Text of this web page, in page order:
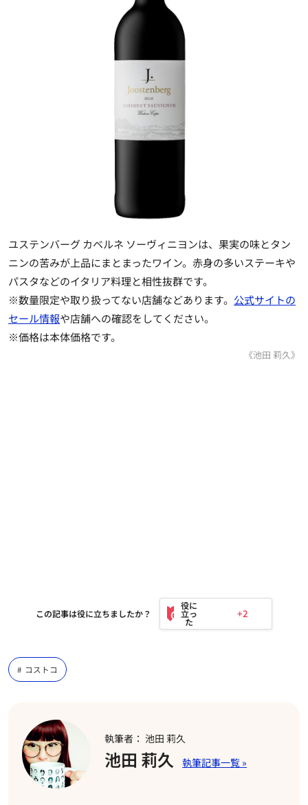
ユステンバーグ カベルネ ソーヴィニヨンは、果実の味とタン
ニンの苦みが上品にまとまったワイン。赤身の多いステーキや
パスタなどのイタリア料理と相性抜群です。
※数量限定や取り扱ってない店舗などあります。 公式サイトの
セール情報や店舗への確認をしてください。
※価格は本体価格です。
《池田 莉久》
この記事は役に立ちましたか？ +2
コストコ
執筆者： 池田 莉久
池田 莉久